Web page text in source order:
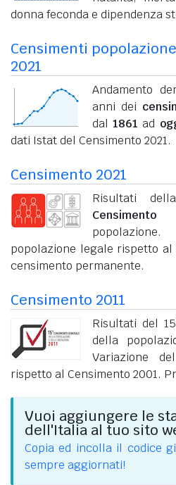
donna feconda e dipendenza
Censimenti
2021
Andamento
anni dei
dal1861 ad
dati Istat del Censimento 2021.
Censimento 2021
Risultati
Censimento
popolazione legale rispetto al
censimento permanente.
Censimento 2011
Risultati del
della
Variazione
rispetto al Censimento 2001.
Vuoi aggiungere le
dell'Italia al tuo sito
Copia ed incolla il codice
sempre aggiornati!